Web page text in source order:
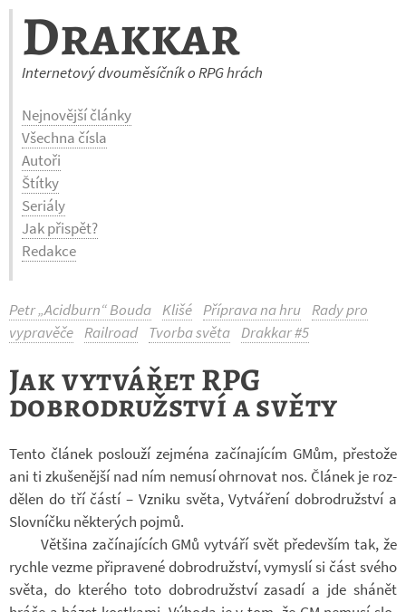
Drakkar
Internetový dvouměsíčník o RPG hrách
Nejnovější články
Všechna čísla
Autoři
Štítky
Seriály
Jak přispět?
Redakce
Petr „Acidburn“ Bouda Klišé Příprava na hru Rady pro
vypravěče Railroad Tvorba světa Drakkar #5
Jak vytvářet RPG
dobrodružství a světy
Tento člá­nek po­slouží zejména za­čí­na­jí­cím GMům, přes­tože
ani ti zku­še­nější nad ním ne­musí ohr­no­vat nos. Člá­nek je roz­
dě­len do tří částí – Vzniku světa, Vy­tvá­ření dob­ro­druž­ství a
Slov­níčku ně­kte­rých pojmů.
Vět­šina za­čí­na­jí­cích GMů vy­tváří svět pře­de­vším tak, že
rychle vezme při­pra­vené dob­ro­druž­ství, vy­myslí si část svého
světa, do kte­rého toto dob­ro­druž­ství za­sadí a jde shá­nět